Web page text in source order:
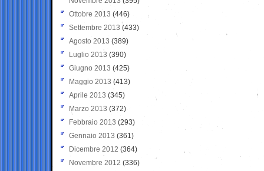
Ottobre 2013 (446)
Settembre 2013 (433)
Agosto 2013 (389)
Luglio 2013 (390)
Giugno 2013 (425)
Maggio 2013 (413)
Aprile 2013 (345)
Marzo 2013 (372)
Febbraio 2013 (293)
Gennaio 2013 (361)
Dicembre 2012 (364)
Novembre 2012 (336)